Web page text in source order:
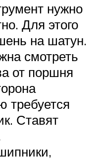
нужно
Для этого
на шатун.
смотреть
от поршня
требуется
Ставят